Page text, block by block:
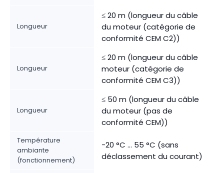
Longueur
≤ 20 m (longueur du câble
du moteur (catégorie de
conformité CEM C2))
Longueur
≤ 20 m (longueur du câble
moteur (catégorie de
conformité CEM C3))
Longueur
≤ 50 m (longueur du câble
du moteur (pas de
conformité CEM))
Température
ambiante
(fonctionnement)
-20 °C ... 55 °C (sans
déclassement du courant)